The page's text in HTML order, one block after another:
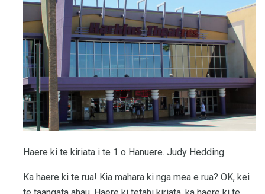
Haere ki te kiriata i te 1 o Hanuere. Judy Hedding
Ka haere ki te rua! Kia mahara ki nga mea e rua? OK, kei